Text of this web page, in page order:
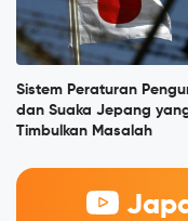
Sistem Peraturan
dan Suaka Jepang
Timbulkan Masalah